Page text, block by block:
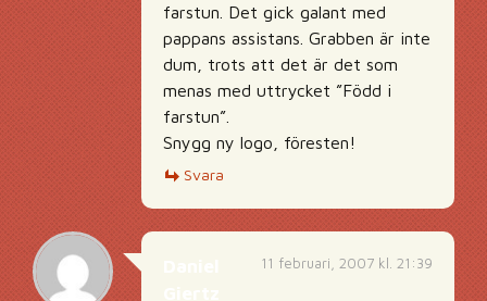
farstun. Det gick galant med
pappans assistans. Grabben är inte
dum, trots att det är det som
menas med uttrycket ”Född i
farstun”.
Snygg ny logo, föresten!
Svara
11 februari, 2007 kl. 21:39